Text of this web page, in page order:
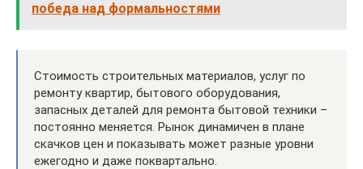
победа над формальностями
Стоимость строительных материалов, услуг по
ремонту квартир, бытового оборудования,
запасных деталей для ремонта бытовой техники –
постоянно меняется. Рынок динамичен в плане
скачков цен и показывать может разные уровни
ежегодно и даже поквартально.